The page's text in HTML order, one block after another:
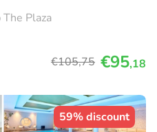
Plaza
€105,75 €95,18
59% discount